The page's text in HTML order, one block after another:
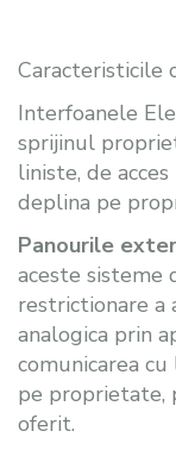
Caracteristicile
Interfoanele
sprijinul
liniste, de
deplina pe
Panourile
aceste sisteme
restrictionare a
analogica prin
comunicarea
pe proprietate,
oferit.